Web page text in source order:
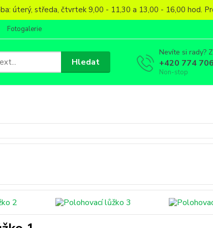
úterý, středa, čtvrtek 9,00 - 11,30 a 13,00 - 16,00 hod.
Fotogalerie
Hledat
Nevíte si rady?
+420 774
Non-stop